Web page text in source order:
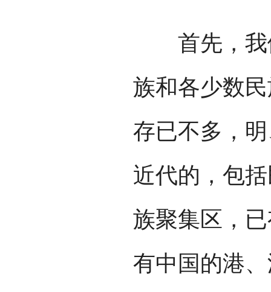
首先，我
族和各少数
存已不多，
近代的，包
族聚集区，
有中国的港